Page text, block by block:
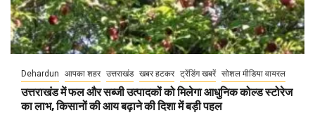
Dehardun आपका शहर उत्तराखंड खबर हटकर ट्रेंडिंग खबरें सोशल मीडिया वायरल
उत्तराखंड में फल और सब्जी उत्पादकों को मिलेगा आधुनिक कोल्ड स्टोरेज
का लाभ, किसानों की आय बढ़ाने की दिशा में बड़ी पहल